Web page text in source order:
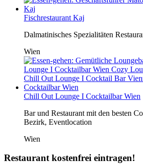
Fischrestaurant Kaj
Dalmatinisches Spezialitäten
Wien
Chill Out Lounge I Cocktailbar Wien
Bar und Restaurant mit den besten
Bezirk, Eventlocation
Wien
Restaurant kostenfrei eintragen!